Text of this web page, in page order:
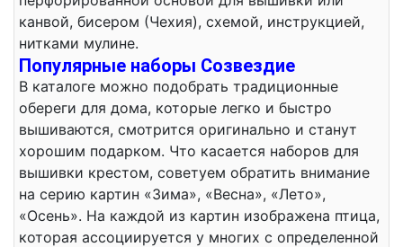
канвой, бисером (Чехия), схемой, инструкцией,
нитками мулине.
Популярные наборы Созвездие
В каталоге можно подобрать традиционные
обереги для дома, которые легко и быстро
вышиваются, смотрится оригинально и станут
хорошим подарком. Что касается наборов для
вышивки крестом, советуем обратить внимание
на серию картин «Зима», «Весна», «Лето»,
«Осень». На каждой из картин изображена птица,
которая ассоциируется у многих с определенной